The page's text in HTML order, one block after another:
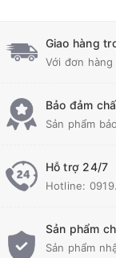
Giao hàng
Với đơn
Bảo đảm
Sản phẩm
Hỗ trợ 24/7
Hotline:
Sản phẩm
Sản phẩm